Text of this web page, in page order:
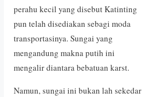
perahu kecil yang disebut Katinting
pun telah disediakan sebagi moda
transportasinya. Sungai yang
mengandung makna putih ini
mengalir diantara bebatuan karst.
Namun, sungai ini bukan lah sekedar